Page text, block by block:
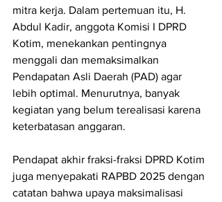
mitra kerja. Dalam pertemuan itu, H.
Abdul Kadir, anggota Komisi I DPRD
Kotim, menekankan pentingnya
menggali dan memaksimalkan
Pendapatan Asli Daerah (PAD) agar
lebih optimal. Menurutnya, banyak
kegiatan yang belum terealisasi karena
keterbatasan anggaran.
Pendapat akhir fraksi-fraksi DPRD Kotim
juga menyepakati RAPBD 2025 dengan
catatan bahwa upaya maksimalisasi